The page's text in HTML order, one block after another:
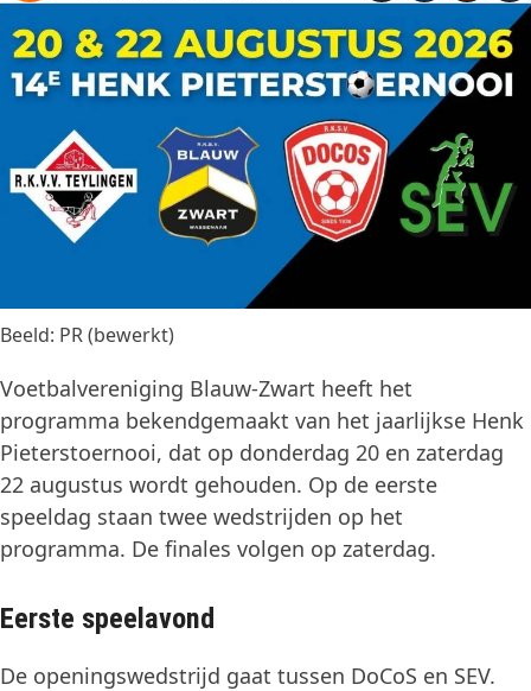
Beeld: PR (bewerkt)
Voetbalvereniging Blauw-Zwart heeft het
programma bekendgemaakt van het jaarlijkse Henk
Pieterstoernooi, dat op donderdag 20 en zaterdag
22 augustus wordt gehouden. Op de eerste
speeldag staan twee wedstrijden op het
programma. De finales volgen op zaterdag.
Eerste speelavond
De openingswedstrijd gaat tussen DoCoS en SEV.